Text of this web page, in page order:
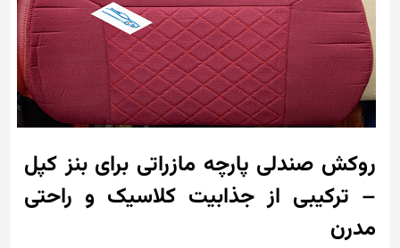
روکش صندلی پارچه مازراتی برای بنز کپل
– ترکیبی از جذابیت کلاسیک و راحتی
مدرن